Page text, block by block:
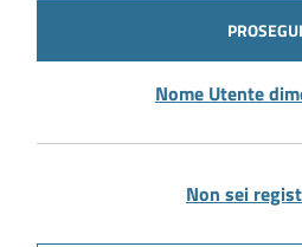
PROSEGUI
Nome Utente
Non sei